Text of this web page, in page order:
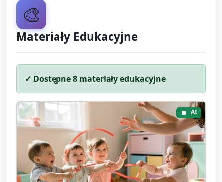
🎨
Materiały Edukacyjne
✓ Dostępne8 materiały edukacyjne
AI